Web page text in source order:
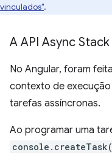
vinculados".
A API Async
No Angular, foram
contexto de
tarefas assíncronas.
Ao programar uma